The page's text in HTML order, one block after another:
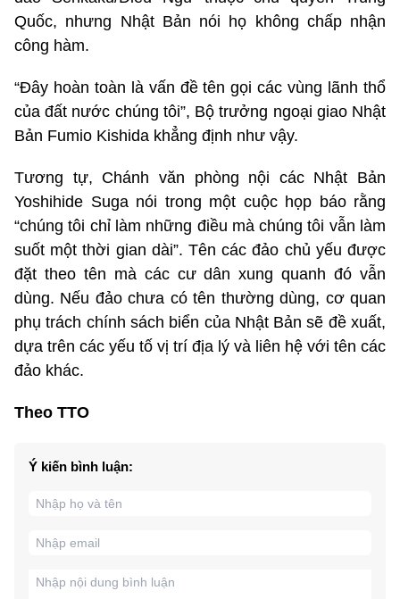
Quốc, nhưng Nhật Bản nói họ không chấp nhận
công hàm.
“Đây hoàn toàn là vấn đề tên gọi các vùng lãnh thổ
của đất nước chúng tôi”, Bộ trưởng ngoại giao Nhật
Bản Fumio Kishida khẳng định như vậy.
Tương tự, Chánh văn phòng nội các Nhật Bản
Yoshihide Suga nói trong một cuộc họp báo rằng
“chúng tôi chỉ làm những điều mà chúng tôi vẫn làm
suốt một thời gian dài”. Tên các đảo chủ yếu được
đặt theo tên mà các cư dân xung quanh đó vẫn
dùng. Nếu đảo chưa có tên thường dùng, cơ quan
phụ trách chính sách biển của Nhật Bản sẽ đề xuất,
dựa trên các yếu tố vị trí địa lý và liên hệ với tên các
đảo khác.
Theo TTO
Ý kiến bình luận: